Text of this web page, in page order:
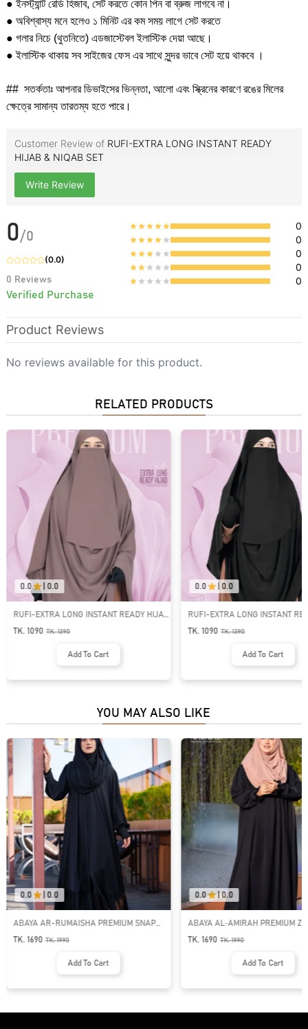
● ইনস্ট্যান্ট রেডি হিজাব, সেট করতে কোন পিন বা ব্রুজ লাগবে না।
● অবিশ্বাস্য মনে হলেও ১ মিনিট এর কম সময় লাগে সেট করতে
● গলার নিচে (থুতনিতে) এডজাস্টেবল ইলাস্টিক দেয়া আছে।
● ইলাস্টিক থাকায় সব সাইজের ফেস এর সাথে সুন্দর ভাবে সেট হয়ে থাকবে ।
## সতর্কতাঃ আপনার ডিভাইসের ভিন্নতা, আলো এবং স্ক্রিনের কারণে রঙের মিলের
ক্ষেত্রে সামান্য তারতম্য হতে পারে।
Customer Review of RUFI-EXTRA LONG INSTANT READY
HIJAB & NIQAB SET
Write Review
0/0
(0.0)
0 Reviews
Verified Purchase
0
0
0
0
0
Product Reviews
No reviews available for this product.
RELATED PRODUCTS
0.0 0.0
RUFI-EXTRA LONG INSTANT READY HIJAB
& NIQAB SET | GT-1290
TK. 1090 TK.1390
Add To Cart
0.0 0.0
RUFI-EXTRA LONG INSTANT
& NIQAB SET | GT-1293
TK. 1090 TK.1390
Add To Cart
YOU MAY ALSO LIKE
0.0 0.0
ABAYA AR-RUMAISHA PREMIUM SNAP
BUTTON ABAYA
TK. 1690 TK.1990
Add To Cart
0.0 | 0.0
ABAYA AL‑AMIRAH PREMIUM
NECK ABAYA
TK. 1690 TK.1990
Add To Cart